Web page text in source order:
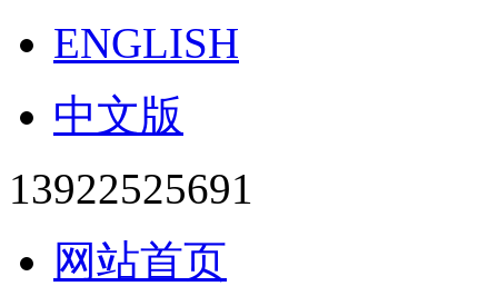
ENGLISH
中文版
13922525691
网站首页